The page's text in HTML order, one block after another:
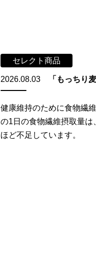
セレクト商品
2026.08.03 「もっちり
健康維持のために食物繊
の1日の食物繊維摂取量
ほど不足しています。